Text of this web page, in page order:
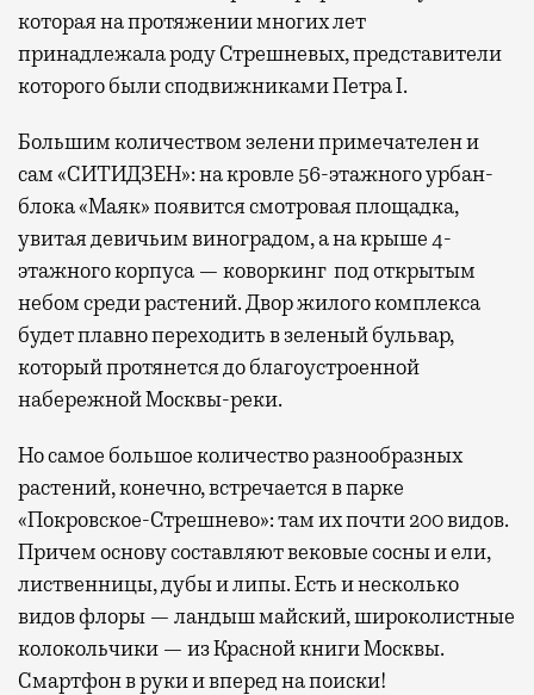
которая на протяжении многих лет
принадлежала роду Стрешневых, представители
которого были сподвижниками Петра I.
Большим количеством зелени примечателен и
сам «СИТИДЗЕН»: на кровле 56-этажного урбан-
блока «Маяк» появится смотровая площадка,
увитая девичьим виноградом, а на крыше 4-
этажного корпуса — коворкинг под открытым
небом среди растений. Двор жилого комплекса
будет плавно переходить в зеленый бульвар,
который протянется до благоустроенной
набережной Москвы-реки.
Но самое большое количество разнообразных
растений, конечно, встречается в парке
«Покровское-Стрешнево»: там ихпочти 200 видов.
Причем основу составляют вековые сосны и ели,
лиственницы, дубы и липы. Есть и несколько
видов флоры — ландыш майский, широколистные
колокольчики — из Красной книги Москвы.
Смартфон в руки и вперед на поиски!